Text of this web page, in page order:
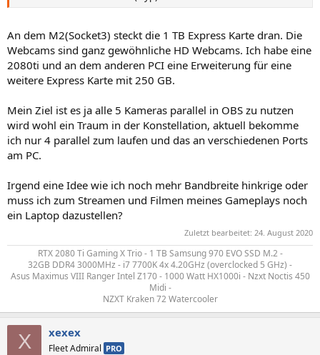
An dem M2(Socket3) steckt die 1 TB Express Karte dran. Die
Webcams sind ganz gewöhnliche HD Webcams. Ich habe eine
2080ti und an dem anderen PCI eine Erweiterung für eine
weitere Express Karte mit 250 GB.
Mein Ziel ist es ja alle 5 Kameras parallel in OBS zu nutzen
wird wohl ein Traum in der Konstellation, aktuell bekomme
ich nur 4 parallel zum laufen und das an verschiedenen Ports
am PC.
Irgend eine Idee wie ich noch mehr Bandbreite hinkrige oder
muss ich zum Streamen und Filmen meines Gameplays noch
ein Laptop dazustellen?
Zuletzt bearbeitet: 24. August 2020
RTX 2080 Ti Gaming X Trio - 1 TB Samsung 970 EVO SSD M.2 -
32GB DDR4 3000MHz - i7 7700K 4x 4.20GHz (overclocked 5 GHz) -
Asus Maximus VIII Ranger Intel Z170 - 1000 Watt HX1000i - Nzxt Noctis 450
Midi -
NZXT Kraken 72 Watercooler​
X xexex
Fleet Admiral PRO